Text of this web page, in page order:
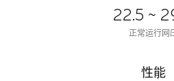
22.5 ~
正常运行网
性能